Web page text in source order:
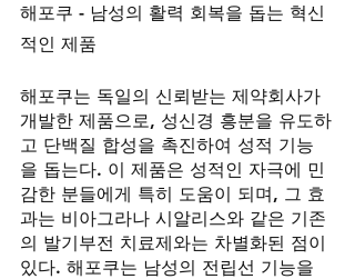
해포쿠 - 남성의 활력 회복을 돕는 혁신
적인 제품
해포쿠는 독일의 신뢰받는 제약회사가
개발한 제품으로, 성신경 흥분을 유도하
고 단백질 합성을 촉진하여 성적 기능
을 돕는다. 이 제품은 성적인 자극에 민
감한 분들에게 특히 도움이 되며, 그 효
과는 비아그라나 시알리스와 같은 기존
의 발기부전 치료제와는 차별화된 점이
있다. 해포쿠는 남성의 전립선 기능을